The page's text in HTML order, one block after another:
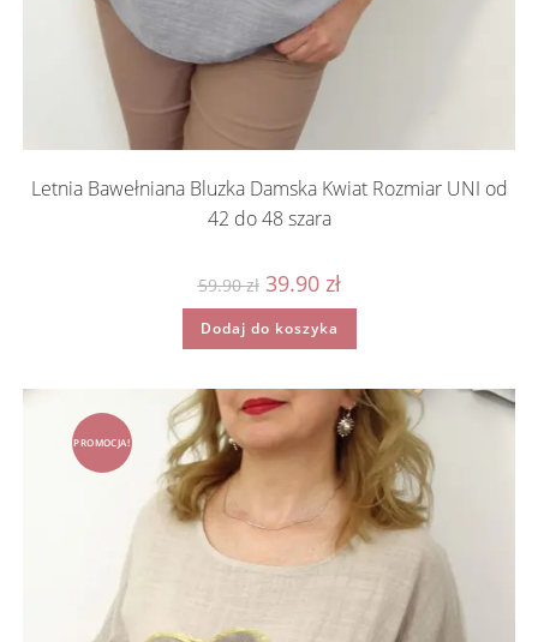
Letnia Bawełniana Bluzka Damska Kwiat Rozmiar UNI od
42 do 48 szara
59.90zł Pierwotna
cena
wynosiła:
59.90 zł.
39.90 złAktualna
wynosi:
Dodaj do koszyka
PROMOCJA!